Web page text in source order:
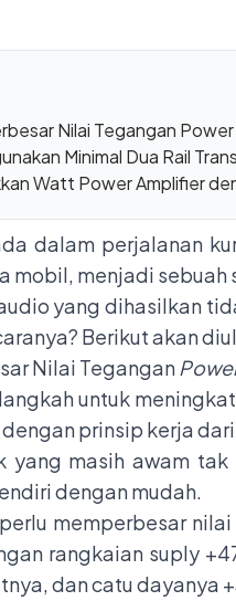
Nilai Tegangan
Minimal Dua Rail
Watt Power Amplifier
dalam perjalanan
mobil, menjadi sebuah
yang dihasilkan
Berikut akan
Nilai Tegangan
untuk
prinsip kerja
yang masih awam
dengan mudah.
memperbesar
rangkaian suply
dan catu dayanya